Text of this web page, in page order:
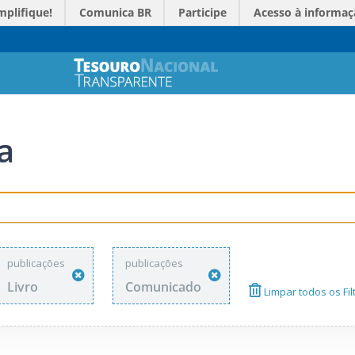
Comunica BR Participe Acesso à
publicações
Livro
publicações
Comunicado Limpar todos os